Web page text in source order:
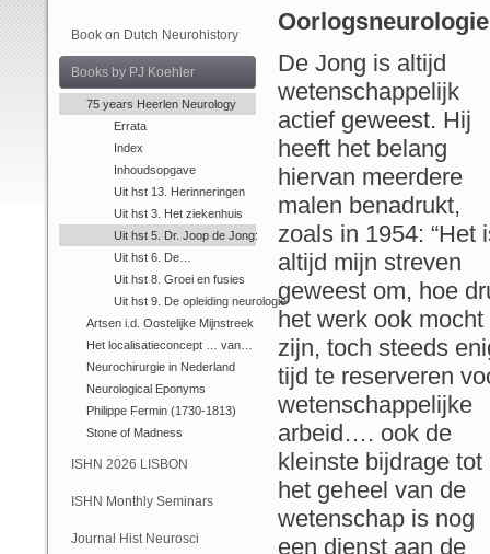
Book on Dutch Neurohistory
Books by PJ Koehler
75 years Heerlen Neurology
Errata
Index
Inhoudsopgave
Uit hst 13. Herinneringen
Uit hst 3. Het ziekenhuis
Uit hst 5. Dr. Joop de Jong:
Uit hst 6. De…
Uit hst 8. Groei en fusies
Uit hst 9. De opleiding neurologie
Artsen i.d. Oostelijke Mijnstreek
Het localisatieconcept … van…
Neurochirurgie in Nederland
Neurological Eponyms
Philippe Fermin (1730-1813)
Stone of Madness
ISHN 2026 LISBON
ISHN Monthly Seminars
(Online)
Journal Hist Neurosci
Oorlogsneurologie
De Jong is altijd
wetenschappelijk
actief geweest. Hij
heeft het belang
hiervan meerdere
malen benadrukt,
zoals in 1954: “Het
altijd mijn streven
geweest om, hoe
het werk ook mocht
zijn, toch steeds
tijd te reserveren
wetenschappelijke
arbeid…. ook de
kleinste bijdrage tot
het geheel van de
wetenschap is nog
een dienst aan de